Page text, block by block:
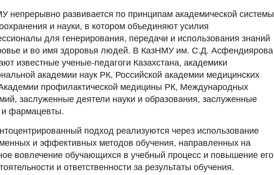
непрерывно развивается по принципам академической системы
и науки, в котором объединяют усилия
для генерирования, передачи и использования знаний
и во имя здоровья людей. В КазНМУ им. С.Д. Асфендиярова
известные ученые-педагоги Казахстана, академики
академии наук РК, Российской академии медицинских
профилактической медицины РК, Международных
заслуженные деятели науки и образования, заслуженные
и фармацевты.
подход реализуются через использование
и эффективных методов обучения, направленных на
вовлечение обучающихся в учебный процесс и повышение его
и ответственности за результаты обучения.